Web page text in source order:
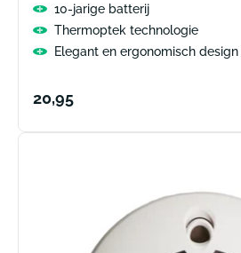
10-jarige batterij
Thermoptek technologie
Elegant en ergonomisch design
Normale
20,95